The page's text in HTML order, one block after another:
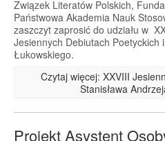
Związek Literatów Polskich,
Państwowa Akademia Nauk
zaszczyt zaprosić do udziału w
Jesiennych Debiutach Poetyckich
Łukowskiego.
Czytaj więcej: XXVIII
Stanisława
Projekt Asystent